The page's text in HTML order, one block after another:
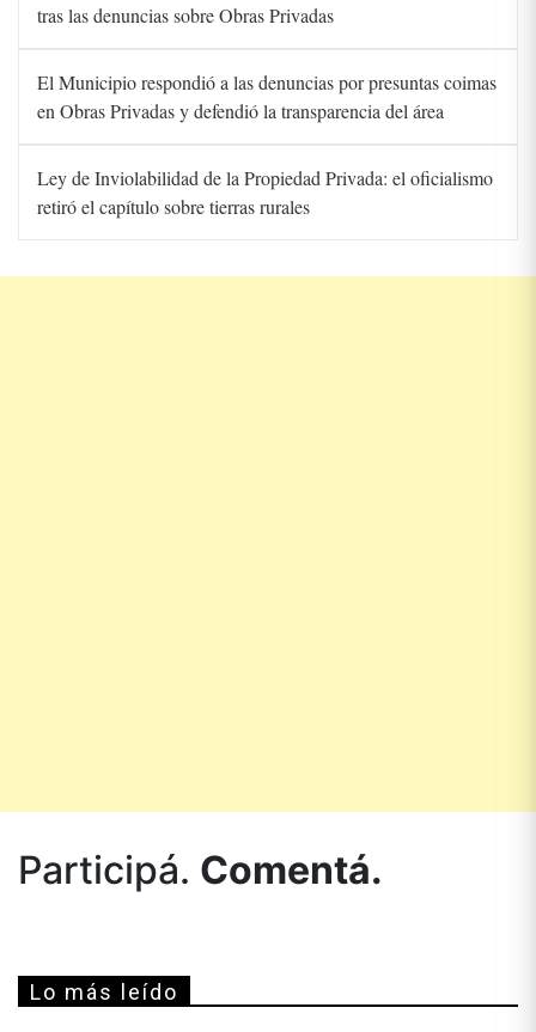
tras las denuncias sobre Obras Privadas
El Municipio respondió a las denuncias por presuntas coimas
en Obras Privadas y defendió la transparencia del área
Ley de Inviolabilidad de la Propiedad Privada: el oficialismo
retiró el capítulo sobre tierras rurales
Participá. Comentá.
Lo más leído